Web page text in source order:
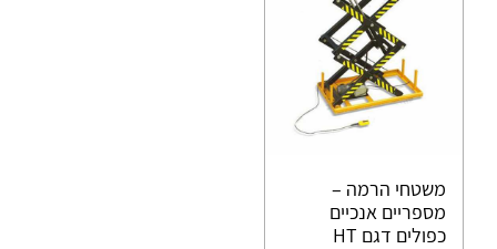
משטחי הרמה –
מספריים אנכיים
כפולים דגם HT